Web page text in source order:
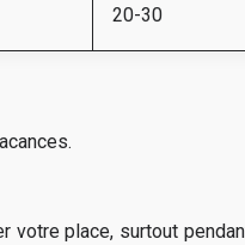
20-30
votre place, surtout